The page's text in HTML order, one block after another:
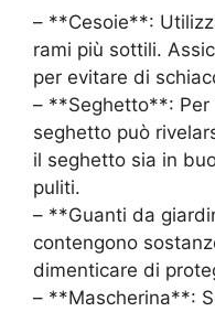
– **Cesoie**:
rami più sottili.
per evitare di
– **Seghetto**: Per
seghetto può
il seghetto sia in
puliti.
– **Guanti da
contengono
dimenticare di
– **Mascherina**: